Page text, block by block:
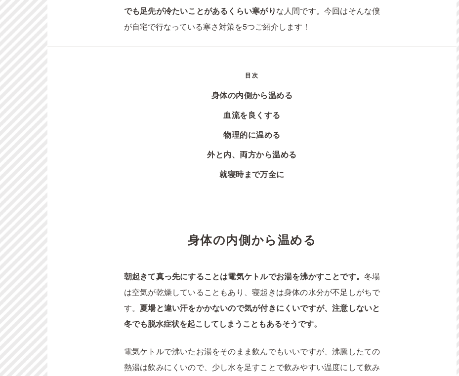
でも足先が冷たいことがあるくらい寒がりな人間です。今回はそんな僕
が自宅で行なっている寒さ対策を5つご紹介します！
目次
身体の内側から温める
血流を良くする
物理的に温める
外と内、両方から温める
就寝時まで万全に
身体の内側から温める
朝起きて真っ先にすることは電気ケトルでお湯を沸かすことです。 冬場
は空気が乾燥していることもあり、寝起きは身体の水分が不足しがちで
す。夏場と違い汗をかかないので気が付きにくいですが、注意しないと
冬でも脱水症状を起こしてしまうこともあるそうです。
電気ケトルで沸いたお湯をそのまま飲んでもいいですが、沸騰したての
熱湯は飲みにくいので、少し水を足すことで飲みやすい温度にして飲み